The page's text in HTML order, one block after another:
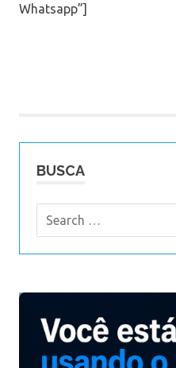
Whatsapp”]
BUSCA